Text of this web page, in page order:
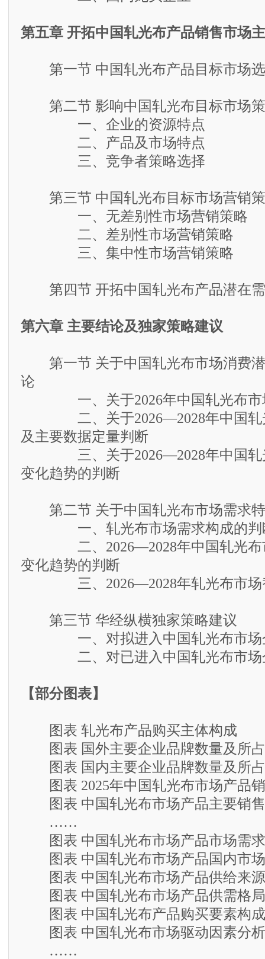
第五章 开拓中国轧光布产品销售市场
第一节 中国轧光布产品目标市场选
第二节 影响中国轧光布目标市场策
一、企业的资源特点
二、产品及市场特点
三、竞争者策略选择
第三节 中国轧光布目标市场营销
一、无差别性市场营销策略
二、差别性市场营销策略
三、集中性市场营销策略
第四节 开拓中国轧光布产品潜在需
第六章 主要结论及独家策略建议
第一节 关于中国轧光布市场消费潜
论
一、关于2026年中国轧光布市
二、关于2026—2028年中国轧光
及主要数据定量判断
三、关于2026—2028年中国轧光
变化趋势的判断
第二节 关于中国轧光布市场需求特
一、轧光布市场需求构成的判
二、2026—2028年中国轧光布市
变化趋势的判断
三、2026—2028年轧光布市场替
第三节 华经纵横独家策略建议
一、对拟进入中国轧光布市场
二、对已进入中国轧光布市场
【部分图表】
图表 轧光布产品购买主体构成
图表 国外主要企业品牌数量及所
图表 国内主要企业品牌数量及所
图表 2025年中国轧光布市场产品
图表 中国轧光布市场产品主要销
……
图表 中国轧光布市场产品市场需
图表 中国轧光布市场产品国内市场
图表 中国轧光布市场产品供给来
图表 中国轧光布市场产品供需格局
图表 中国轧光布产品购买要素构成
图表 中国轧光布市场驱动因素分析
……